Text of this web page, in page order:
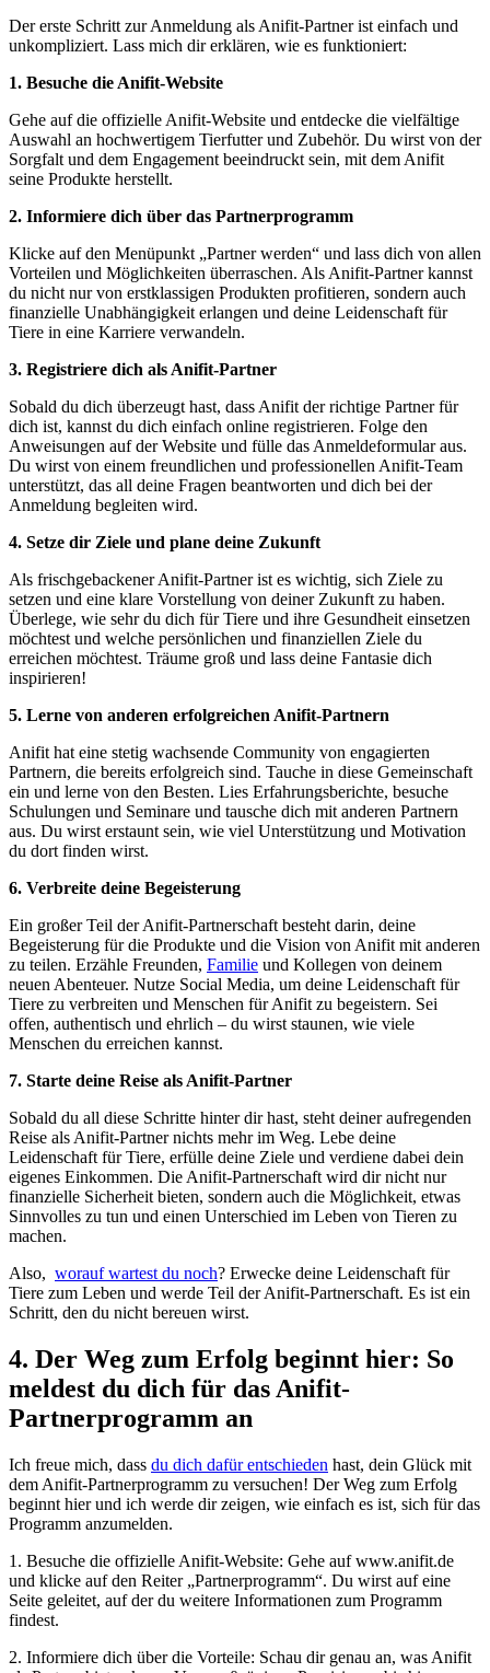
Der‌ erste Schritt zur Anmeldung ‌als Anifit-Partner ⁤ist einfach und‍
unkompliziert.⁣ Lass mich dir erklären, wie ⁤es funktioniert:
1. Besuche die Anifit-Website
Gehe auf die offizielle Anifit-Website⁣ und entdecke die ​vielfältige
Auswahl an‌ hochwertigem Tierfutter und Zubehör.⁣ Du wirst⁤ von der
Sorgfalt und dem ⁢Engagement ⁤beeindruckt sein,​ mit⁢ dem Anifit‍
seine Produkte herstellt.
2. Informiere dich über ​das Partnerprogramm
Klicke auf den Menüpunkt „Partner werden“ und ⁤lass dich von allen
Vorteilen und Möglichkeiten überraschen. Als‌ Anifit-Partner kannst ​
du nicht nur ⁤von ‌erstklassigen Produkten profitieren, ⁣sondern auch⁤
finanzielle Unabhängigkeit erlangen ⁤und deine Leidenschaft für
Tiere in eine Karriere ⁢verwandeln.
3. ⁤Registriere dich als‍ Anifit-Partner
Sobald du ​dich‍ überzeugt ⁢hast, dass‍ Anifit⁤ der richtige Partner für
dich ist,⁢ kannst‌ du⁢ dich einfach online⁣ registrieren.‌ Folge den
Anweisungen⁢ auf der Website und fülle das Anmeldeformular aus.
Du wirst ⁣von​ einem freundlichen‌ und professionellen ⁤Anifit-Team
unterstützt,‌ das⁢ all deine Fragen beantworten⁤ und dich bei ‍der
Anmeldung begleiten wird.
4. Setze ⁣dir Ziele und plane⁤ deine Zukunft
Als frischgebackener Anifit-Partner ist es ⁣wichtig, sich Ziele zu
setzen und⁢ eine klare Vorstellung von ​deiner Zukunft zu‍ haben.
Überlege,⁤ wie⁢ sehr du dich für Tiere ⁣und ihre Gesundheit einsetzen
möchtest und welche persönlichen und finanziellen Ziele du
erreichen ⁤möchtest. ⁢Träume groß ‌und lass deine Fantasie dich
inspirieren!
5. Lerne von anderen⁢ erfolgreichen Anifit-Partnern
Anifit ⁢hat eine⁣ stetig wachsende Community von ‍engagierten
Partnern,​ die bereits erfolgreich sind. Tauche ⁣in diese Gemeinschaft
ein und lerne von den Besten. ⁣Lies Erfahrungsberichte, besuche
⁢Schulungen und Seminare und ​tausche dich mit anderen Partnern
aus. Du wirst erstaunt sein, wie viel Unterstützung ⁢und ⁤Motivation
du dort‌ finden wirst.
6. Verbreite deine Begeisterung
Ein großer ⁣Teil⁤ der Anifit-Partnerschaft besteht ⁣darin, deine
Begeisterung für​ die Produkte und die Vision ⁢von Anifit‍ mit anderen
zu teilen. Erzähle ‌Freunden, Familie und Kollegen ⁣von deinem
neuen Abenteuer. ‌Nutze‌ Social Media, um deine Leidenschaft für
Tiere zu verbreiten und Menschen ‌für Anifit zu begeistern. Sei
offen, authentisch⁣ und ehrlich‍ – du ⁤wirst staunen, ⁤wie ‍viele
‌Menschen du erreichen⁤ kannst.
7.⁣ Starte⁤ deine Reise als Anifit-Partner
Sobald ‌du all​ diese Schritte hinter dir hast, steht deiner aufregenden
Reise⁤ als Anifit-Partner nichts mehr‍ im Weg. Lebe ​deine
Leidenschaft⁢ für⁤ Tiere, erfülle‍ deine Ziele ​und verdiene dabei ‍dein
eigenes Einkommen. Die Anifit-Partnerschaft wird⁣ dir nicht nur
⁣finanzielle ⁤Sicherheit bieten, sondern auch ​die Möglichkeit, etwas​
Sinnvolles zu tun⁣ und einen Unterschied im Leben ​von Tieren ⁤zu
machen.
Also, ⁤ worauf wartest du noch? Erwecke deine Leidenschaft ​für
‌Tiere zum Leben und werde Teil ​der Anifit-Partnerschaft. ‌Es ist ein
Schritt, ⁤den du nicht bereuen wirst.
4.‌ Der Weg zum Erfolg beginnt hier: So
‌meldest du⁤ dich für das Anifit-
Partnerprogramm an
Ich freue mich, dass du dich ​dafür ⁣entschieden hast, dein Glück mit
‍dem Anifit-Partnerprogramm⁣ zu versuchen! Der Weg ⁤zum Erfolg
beginnt hier und ‍ich ⁤werde⁢ dir⁢ zeigen, wie⁤ einfach es ist, sich für das
⁤Programm anzumelden.
1. Besuche die⁢ offizielle Anifit-Website:⁤ Gehe auf⁢ www.anifit.de
und klicke auf den ⁤Reiter „Partnerprogramm“.⁣ Du ‌wirst auf eine
Seite geleitet, auf der du ‍weitere Informationen zum Programm
findest.
2. Informiere dich über die‍ Vorteile:‌ Schau dir genau an,⁢ was Anifit